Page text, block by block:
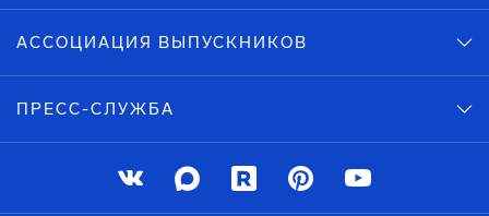
АССОЦИАЦИЯ ВЫПУСКНИКОВ
ПРЕСС-СЛУЖБА